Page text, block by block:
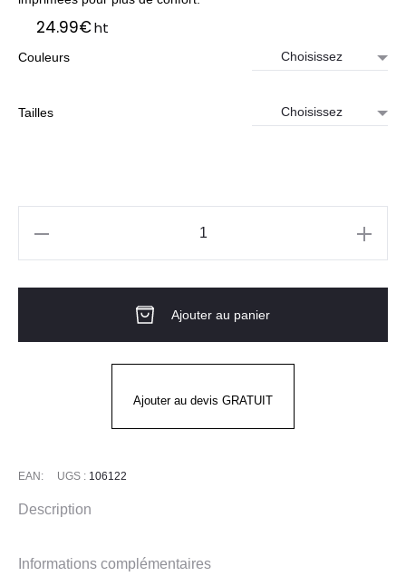
24.99€ht
Couleurs
Tailles
SS
Ajouter au panier
Ajouter au devis GRATUIT
EAN: UGS : 106122
Description
Informations complémentaires